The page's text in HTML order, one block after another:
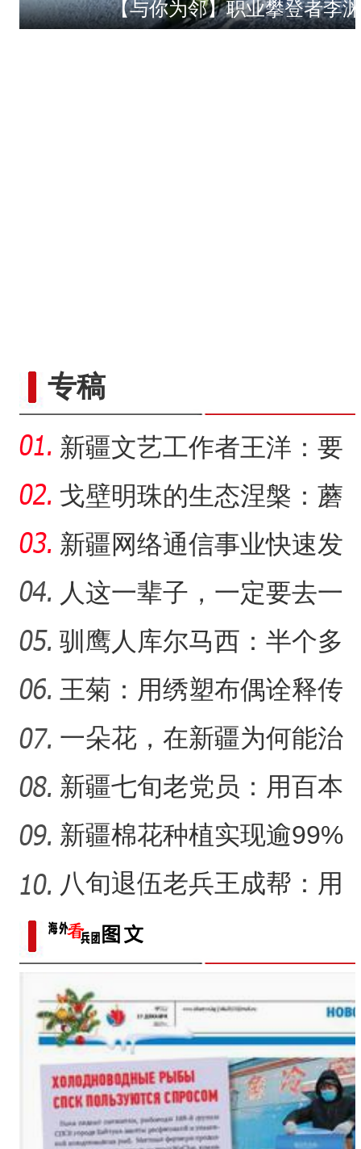
【与你为邻】职业攀登者李
【与你为邻】三代巴基斯坦
【与你为邻】“中医文化”
萌宠“聚集”新疆首届
专稿
新疆文艺工作者王洋：要
把美好的家乡唱给更多人
听
戈壁明珠的生态涅槃：蘑
菇湖水库的生态戍边战
新疆网络通信事业快速发
展 拉近世界与新疆距离
人这一辈子，一定要去一
趟新星市！
驯鹰人库尔马西：半个多
世纪的传统文化守望
王菊：用绣塑布偶诠释传
统符号与技艺
一朵花，在新疆为何能治
沙又致富？
新疆七旬老党员：用百本
日记记录村子半个多世纪
变
新疆棉花种植实现逾99%
机械化播种
八旬退伍老兵王成帮：用
半生光阴为城市披绿装